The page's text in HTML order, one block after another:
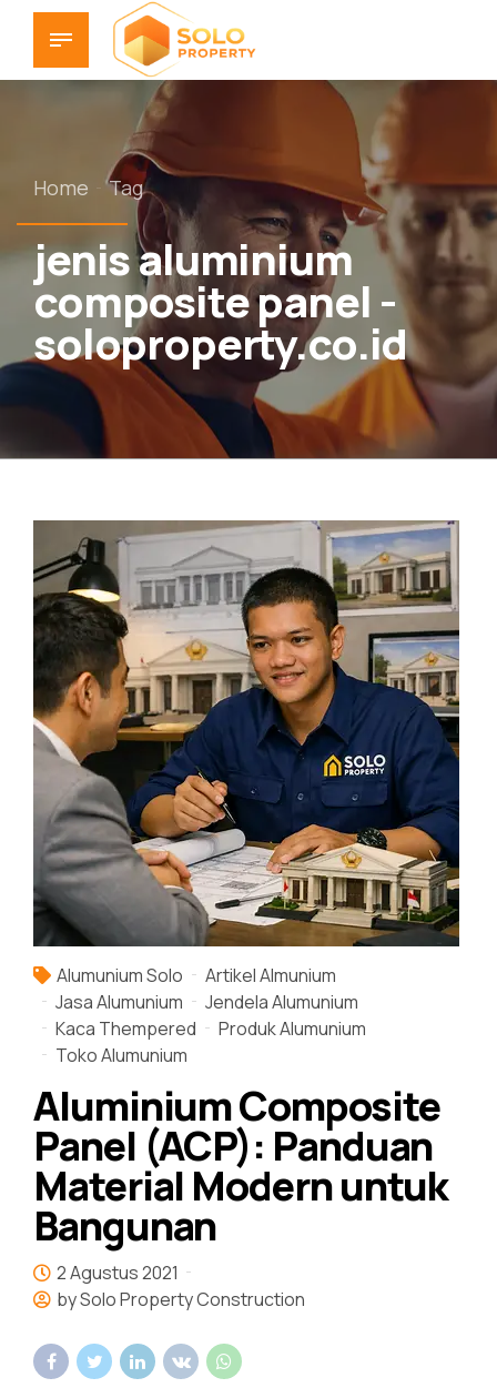
Home Tag
jenis aluminium
composite panel -
soloproperty.co.id
Alumunium Solo
Artikel Almunium
Jasa Alumunium
Jendela Alumunium
Kaca Thempered
Produk Alumunium
Toko Alumunium
Aluminium Composite
Panel (ACP): Panduan
Material Modern untuk
Bangunan
2 Agustus 2021
by Solo Property Construction